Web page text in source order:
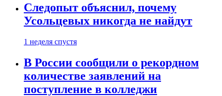
Следопыт объяснил, почему
Усольцевых никогда не найдут
1 неделя спустя
В России сообщили о рекордном
количестве заявлений на
поступление в колледжи